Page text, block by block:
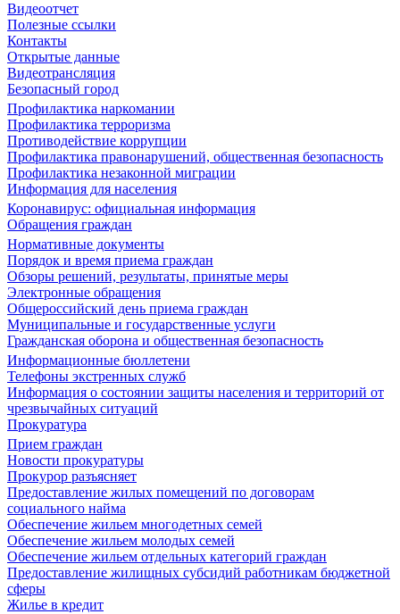
Видеоотчет
Полезные ссылки
Контакты
Открытые данные
Видеотрансляция
Безопасный город
Профилактика наркомании
Профилактика терроризма
Противодействие коррупции
Профилактика правонарушений, общественная безопасность
Профилактика незаконной миграции
Информация для населения
Коронавирус: официальная информация
Обращения граждан
Нормативные документы
Порядок и время приема граждан
Обзоры решений, результаты, принятые меры
Электронные обращения
Общероссийский день приема граждан
Муниципальные и государственные услуги
Гражданская оборона и общественная безопасность
Информационные бюллетени
Телефоны экстренных служб
Информация о состоянии защиты населения и территорий от
чрезвычайных ситуаций
Прокуратура
Прием граждан
Новости прокуратуры
Прокурор разъясняет
Предоставление жилых помещений по договорам
социального найма
Обеспечение жильем многодетных семей
Обеспечение жильем молодых семей
Обеспечение жильем отдельных категорий граждан
Предоставление жилищных субсидий работникам бюджетной
сферы
Жилье в кредит